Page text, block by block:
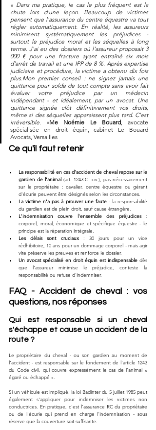
« Dans ma pratique, le cas le plus fréquent est la
chute lors d'une leçon. Beaucoup de victimes
pensent que l'assurance du centre équestre va tout
régler automatiquement. En réalité, les assureurs
minimisent systématiquement les préjudices -
surtout le préjudice moral et les séquelles à long
terme. J'ai eu des dossiers où l'assureur proposait 3
000 € pour une fracture ayant entraîné six mois
d'arrêt de travail et une IPP de 8 %. Après expertise
judiciaire et procédure, la victime a obtenu dix fois
plus.Mon premier conseil : ne signez jamais une
quittance pour solde de tout compte sans avoir fait
évaluer votre préjudice par un médecin
indépendant - et idéalement, par un avocat. Une
quittance signée clôt définitivement vos droits,
même si des séquelles apparaissent plus tard. C'est
irréversible. »Me Noémie Le Bouard, avocate
spécialisée en droit équin, cabinet Le Bouard
Avocats, Versailles
Ce qu'il faut retenir
La responsabilité en cas d'accident de cheval repose sur le
gardien de l'animal (art. 1243 C. civ.), pas nécessairement
sur le propriétaire : cavalier, centre équestre ou gérant
d'écurie peuvent être désignés selon les circonstances.
La victime n'a pas à prouver une faute : la responsabilité
du gardien est de plein droit, sauf cause étrangère.
L'indemnisation couvre l'ensemble des préjudices :
corporel, moral, économique et spécifique équestre - le
principe est la réparation intégrale.
Les délais sont cruciaux : 30 jours pour un vice
rédhibitoire, 10 ans pour un dommage corporel - mais agir
vite préserve les preuves et renforce le dossier.
Un avocat spécialisé en droit équin est indispensable dès
que l'assureur minimise le préjudice, conteste la
responsabilité ou refuse d'indemniser.
FAQ - Accident de cheval : vos
questions, nos réponses
Qui est responsable si un cheval
s'échappe et cause un accident de la
route ?
Le propriétaire du cheval - ou son gardien au moment de
l'accident - est responsable sur le fondement de l'article 1243
du Code civil, qui couvre expressément le cas de l'animal «
égaré ou échappé ».
Si un véhicule est impliqué, la loi Badinter du 5 juillet 1985 peut
également s'appliquer pour indemniser les victimes non
conductrices. En pratique, c'est l'assurance RC du propriétaire
ou de l'écurie qui prend en charge l'indemnisation - sous
réserve que la couverture soit suffisante.